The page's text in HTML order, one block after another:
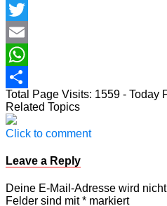
Facebook
Twitter
Email
WhatsApp
Teilen
Total Page Visits: 1559 - Today
Related Topics
Click to comment
Leave a Reply
Deine E-Mail-Adresse wird
Felder sind mit* markiert